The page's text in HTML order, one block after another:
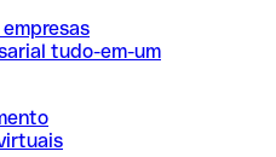
tudo-em-um